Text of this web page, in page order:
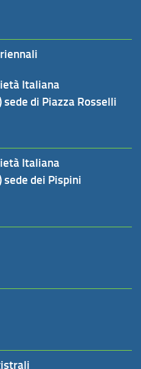
Italiana
di Piazza Rosselli
Italiana
dei Pispini